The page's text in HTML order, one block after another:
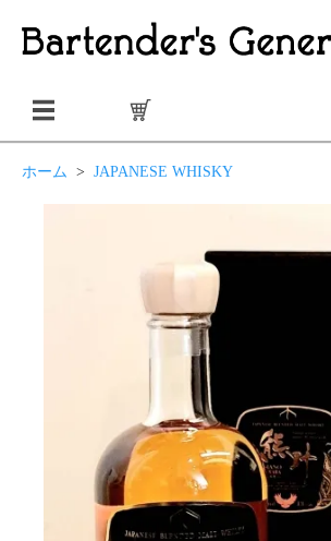
ホーム > JAPANESE WHISKY